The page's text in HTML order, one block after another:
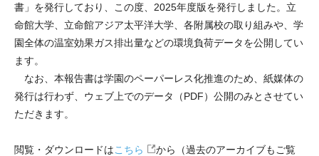
書」を発行しており、この度、2025年度版を発行しました。立
命館大学、立命館アジア太平洋大学、各附属校の取り組みや、学
園全体の温室効果ガス排出量などの環境負荷データを公開してい
ます。
なお、本報告書は学園のペーパーレス化推進のため、紙媒体の
発行は行わず、ウェブ上でのデータ（PDF）公開のみとさせてい
ただきます。
閲覧・ダウンロードはこちら
から（過去のアーカイブもご覧